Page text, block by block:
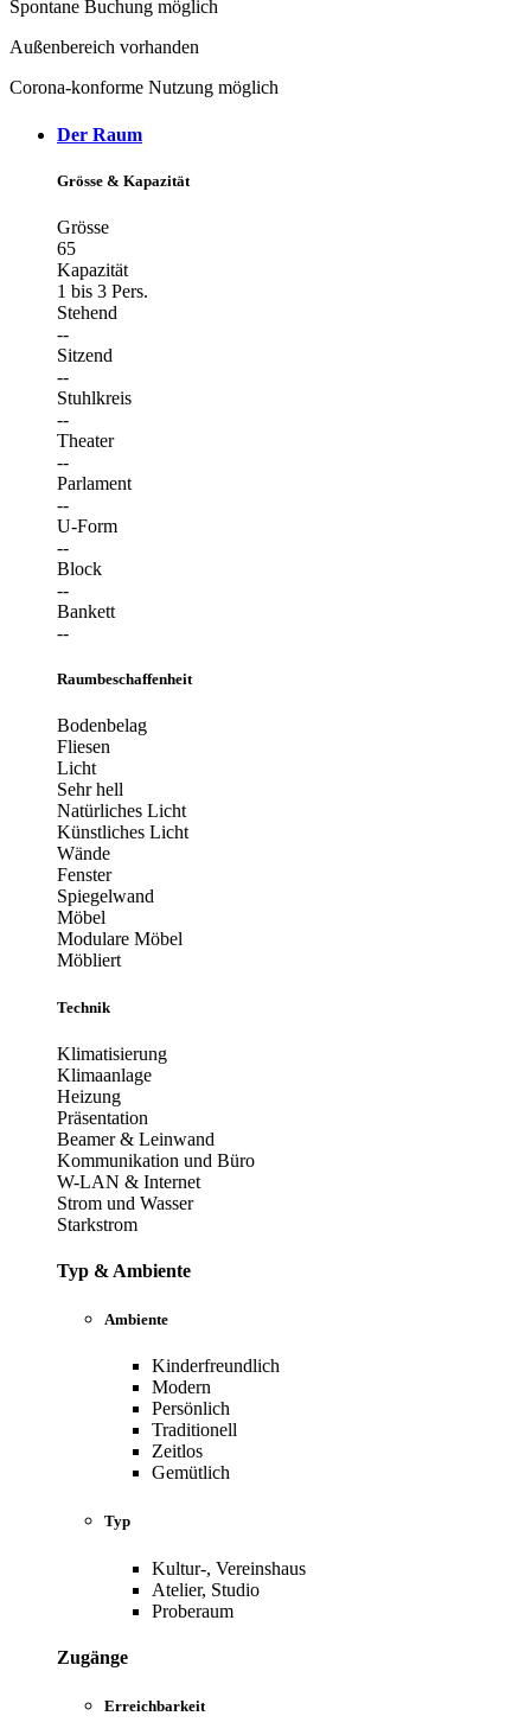
Spontane Buchung möglich
Außenbereich vorhanden
Corona-konforme Nutzung möglich
Der Raum
Grösse & Kapazität
Grösse
65
Kapazität
1 bis 3 Pers.
Stehend
--
Sitzend
--
Stuhlkreis
--
Theater
--
Parlament
--
U-Form
--
Block
--
Bankett
--
Raumbeschaffenheit
Bodenbelag
Fliesen
Licht
Sehr hell
Natürliches Licht
Künstliches Licht
Wände
Fenster
Spiegelwand
Möbel
Modulare Möbel
Möbliert
Technik
Klimatisierung
Klimaanlage
Heizung
Präsentation
Beamer & Leinwand
Kommunikation und Büro
W-LAN & Internet
Strom und Wasser
Starkstrom
Typ & Ambiente
Ambiente
Kinderfreundlich
Modern
Persönlich
Traditionell
Zeitlos
Gemütlich
Typ
Kultur-, Vereinshaus
Atelier, Studio
Proberaum
Zugänge
Erreichbarkeit